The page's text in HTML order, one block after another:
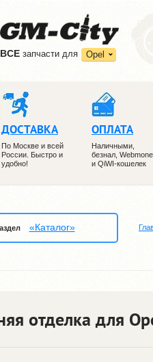
ВCE запчасти для Opel
ДОСТАВКА
По Москве и всей
России. Быстро и
удобно!
ОПЛАТА
Наличными,
безнал,
и QiWI-кошелек
«Каталог»
отделка для